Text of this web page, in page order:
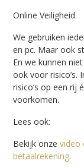
Online Veiligheid
We gebruiken
en pc. Maar ook
En we kunnen
ook voor risico’s.
risico’s op een rij
voorkomen.
Lees ook:
Bekijk onzevideo
betaalrekening.